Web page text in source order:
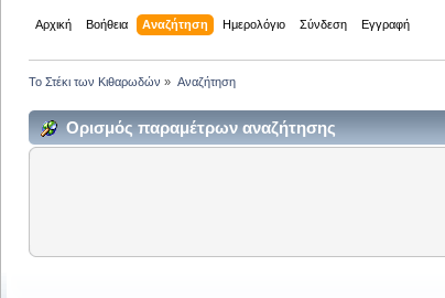
Αρχική Βοήθεια Αναζήτηση Ημερολόγιο Σύνδεση Εγγραφή
Το Στέκι των Κιθαρωδών » Αναζήτηση
Ορισμός παραμέτρων αναζήτησης